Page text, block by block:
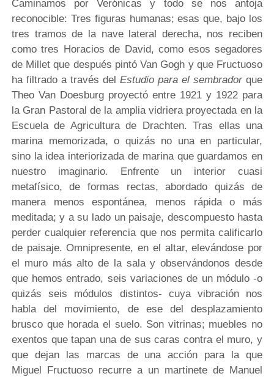
Caminamos por Verónicas y todo se nos antoja
reconocible: Tres figuras humanas; esas que, bajo los
tres tramos de la nave lateral derecha, nos reciben
como tres Horacios de David, como esos segadores
de Millet que después pintó Van Gogh y que Fructuoso
ha filtrado a través delEstudio para el sembrador que
Theo Van Doesburg proyectó entre 1921 y 1922 para
la Gran Pastoral de la amplia vidriera proyectada en la
Escuela de Agricultura de Drachten. Tras ellas una
marina memorizada, o quizás no una en particular,
sino la idea interiorizada de marina que guardamos en
nuestro imaginario. Enfrente un interior cuasi
metafísico, de formas rectas, abordado quizás de
manera menos espontánea, menos rápida o más
meditada; y a su lado un paisaje, descompuesto hasta
perder cualquier referencia que nos permita calificarlo
de paisaje. Omnipresente, en el altar, elevándose por
el muro más alto de la sala y observándonos desde
que hemos entrado, seis variaciones de un módulo -o
quizás seis módulos distintos- cuya vibración nos
habla del movimiento, de ese del desplazamiento
brusco que horada el suelo. Son vitrinas; muebles no
exentos que tapan una de sus caras contra el muro, y
que dejan las marcas de una acción para la que
Miguel Fructuoso recurre a un martinete de Manuel